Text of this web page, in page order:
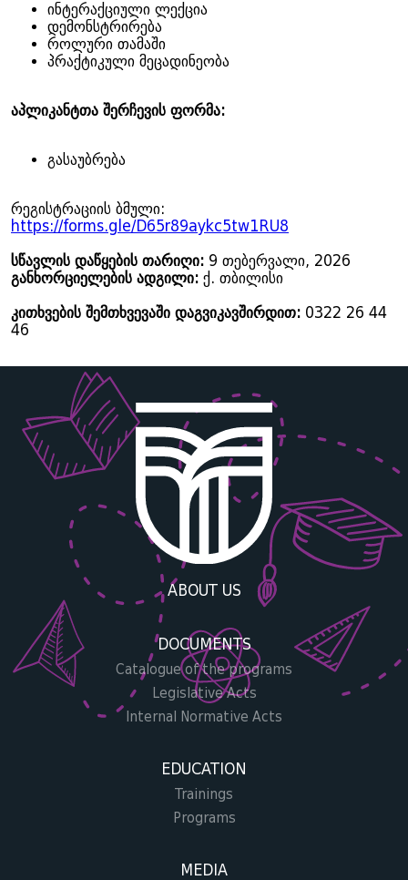
ინტერაქციული ლექცია
დემონსტრირება
როლური თამაში
პრაქტიკული მეცადინეობა
აპლიკანტთა შერჩევის ფორმა:
გასაუბრება
რეგისტრაციის ბმული:
https://forms.gle/D65r89aykc5tw1RU8
სწავლის დაწყების თარიღი: 9 თებერვალი, 2026
განხორციელების ადგილი: ქ. თბილისი
კითხვების შემთხვევაში დაგვიკავშირდით: 0322 26 44
46
ABOUT US
DOCUMENTS
Catalogue of the programs
Legislative Acts
Internal Normative Acts
EDUCATION
Trainings
Programs
MEDIA